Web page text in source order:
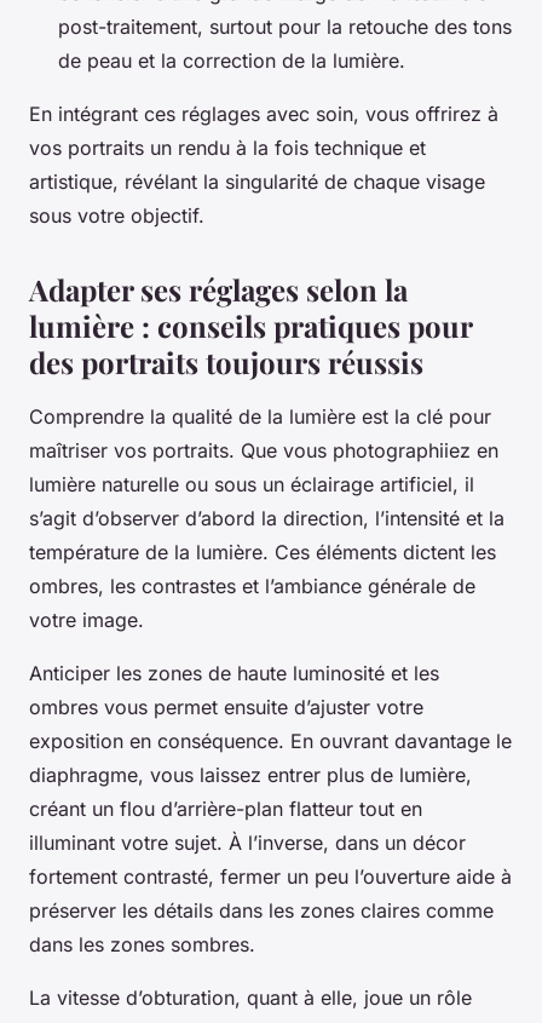
post-traitement, surtout pour la retouche des tons
de peau et la correction de la lumière.
En intégrant ces réglages avec soin, vous offrirez à
vos portraits un rendu à la fois technique et
artistique, révélant la singularité de chaque visage
sous votre objectif.
Adapter ses réglages selon la
lumière : conseils pratiques pour
des portraits toujours réussis
Comprendre la qualité de la lumière est la clé pour
maîtriser vos portraits. Que vous photographiiez en
lumière naturelle ou sous un éclairage artificiel, il
s’agit d’observer d’abord la direction, l’intensité et la
température de la lumière. Ces éléments dictent les
ombres, les contrastes et l’ambiance générale de
votre image.
Anticiper les zones de haute luminosité et les
ombres vous permet ensuite d’ajuster votre
exposition en conséquence. En ouvrant davantage le
diaphragme, vous laissez entrer plus de lumière,
créant un flou d’arrière-plan flatteur tout en
illuminant votre sujet. À l’inverse, dans un décor
fortement contrasté, fermer un peu l’ouverture aide à
préserver les détails dans les zones claires comme
dans les zones sombres.
La vitesse d’obturation, quant à elle, joue un rôle